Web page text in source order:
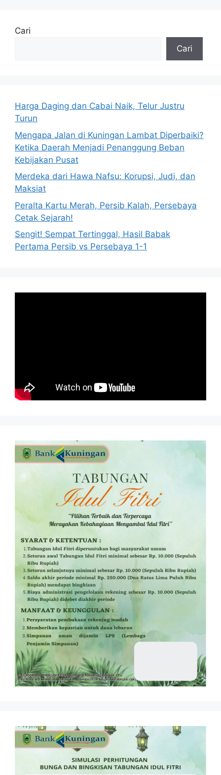
Cari
Cari
Harga Daging dan Cabai Naik, Telur Justru
Turun
Mengapa Jalan di Kuningan Lambat Diperbaiki?
Ketika Daerah Menjadi Penanggung Beban
Kebijakan Pusat
Merdeka dari Hawa Nafsu: Korupsi, Judi, dan
Maksiat
Peralta Kartu Merah, Persib Kalah, Persebaya
Cetak Sejarah!
Sengit! Sempat Tertinggal, Hasil Babak
Pertama Persib vs Persebaya 1-1